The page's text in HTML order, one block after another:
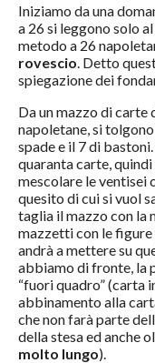
Iniziamo da una
a 26 si leggono solo
metodo a 26
rovescio . Detto
spiegazione dei
Da un mazzo di
napoletane, si
spade e il 7 di
quaranta carte, quindi
mescolare le ventisei
quesito di cui si vuol
taglia il mazzo con la
mazzetti con le
andrà a mettere su
abbiamo di fronte, la
“fuori quadro” (carta
abbinamento alla
che non farà parte
della stesa ed anche
molto lungo).